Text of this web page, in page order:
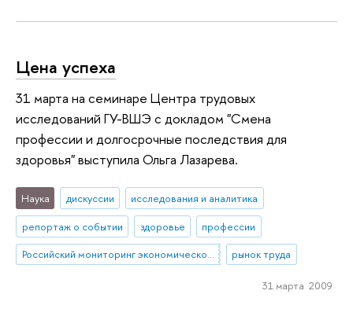
Цена успеха
31 марта на семинаре Центра трудовых
исследований ГУ-ВШЭ с докладом "Смена
профессии и долгосрочные последствия для
здоровья" выступила Ольга Лазарева.
Наука дискуссии
исследования и аналитика
репортаж о событии
здоровье
профессии
Российский мониторинг экономического положения и здоровья населения (RLMS)
рынок труда
31 марта 2009